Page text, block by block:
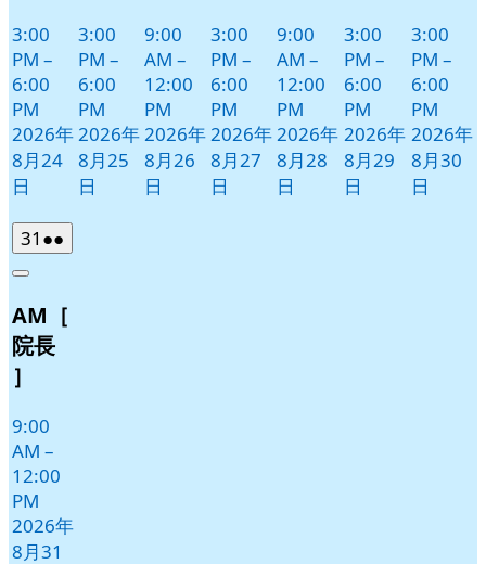
3:00
PM –
6:00
PM
2026年
8月24
日
3:00
PM –
6:00
PM
2026年
8月25
日
9:00
AM –
12:00
PM
2026年
8月26
日
3:00
PM –
6:00
PM
2026年
8月27
日
9:00
AM –
12:00
PM
2026年
8月28
日
3:00
PM –
6:00
PM
2026年
8月29
日
3:00
PM –
6:00
PM
2026年
8月30
日
31 2026
年
月
31
日
●●
件
イ
Close
AM［
院長
］
9:00
AM –
12:00
PM
2026年
8月31